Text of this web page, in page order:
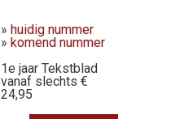
» huidig nummer
» komend nummer
1e jaar Tekstblad
vanaf slechts €
24,95